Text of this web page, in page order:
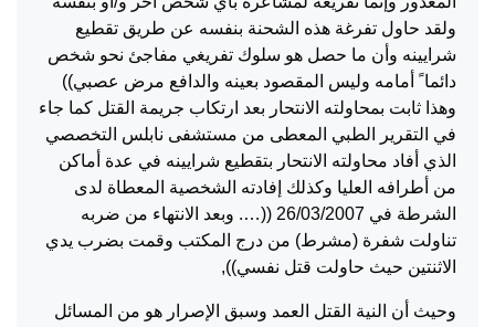
ولقد حاول تفرغة هذه الشحنة بنفسه عن طريق تقطيع
شرايينه وأن ما حصل هو سلوك تفريغي مفاجئ نحو شخص
دائما ً أمامه وليس المقصود بعينه والدافع مرض عصبي))
وهذا ثابت بمحاولته الانتحار بعد ارتكاب جريمة القتل كما جاء
في التقرير الطبي المعطى من مستشفى نابلس التخصصي
الذي أفاد محاولته الانتحار بتقطيع شرايينه في عدة أماكن
من أطرافه العليا وكذلك إفادته الشخصية المعطاة لدى
الشرطة في 26/03/2007 ((…. وبعد الانتهاء من ضربه
تناولت شفرة (مشرط) من درج المكتب وقمت بضرب يدي
الاثنتين حيث حاولت قتل نفسي)),
وحيث أن النية القتل العمد وسبق الإصرار هو من المسائل